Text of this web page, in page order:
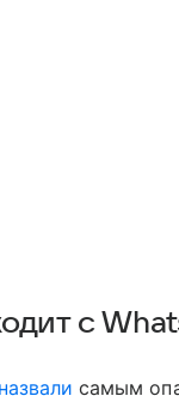
с
назвали самым